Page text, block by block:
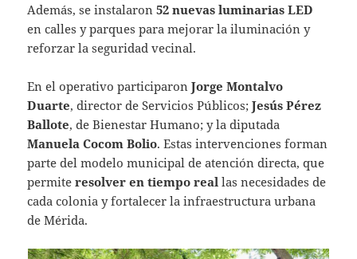
Además, se instalaron52 nuevas luminarias LED
en calles y parques para mejorar la iluminación y
reforzar la seguridad vecinal.
En el operativo participaronJorge Montalvo
Duarte, director de Servicios Públicos;Jesús Pérez
Ballote, de Bienestar Humano; y la diputada
Manuela Cocom Bolio. Estas intervenciones forman
parte del modelo municipal de atención directa, que
permiteresolver en tiempo real las necesidades de
cada colonia y fortalecer la infraestructura urbana
de Mérida.